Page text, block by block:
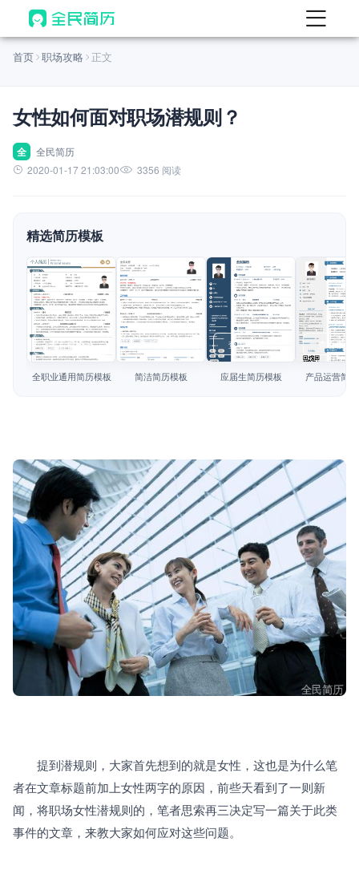
首页
AI 生成简历
AI 优化简历
AI 翻译简历
AI 模拟面试
面试自我介绍
AI 职场工具 New
简历模板
简历教程
首页 职场攻略 正文
女性如何面对职场潜规则？
全
全民简历
2020-01-17 21:03:00
3356 阅读
精选简历模板
查看模板
全职业通用简历模板
查看模板
简洁简历模板
查看模板
应届生简历模板
查看模板
产品运营简
提到潜规则，大家首先想到的就是女性，这也是为什么笔
者在文章标题前加上女性两字的原因，前些天看到了一则新
闻，将职场女性潜规则的，笔者思索再三决定写一篇关于此类
事件的文章，来教大家如何应对这些问题。